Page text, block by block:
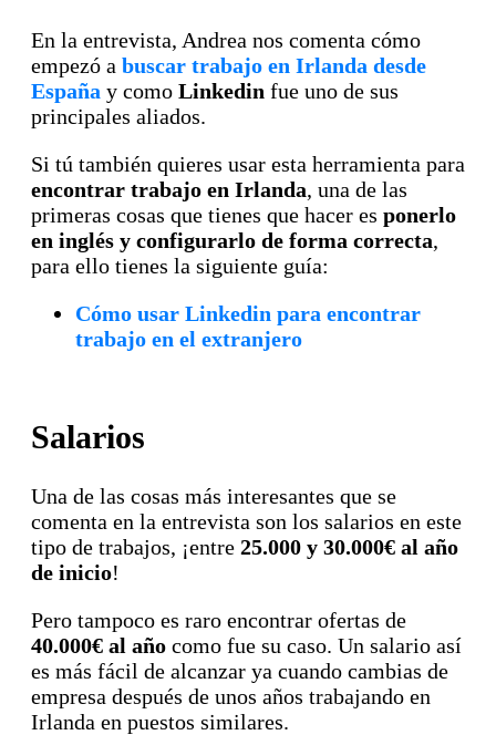
En la entrevista, Andrea nos comenta cómo
empezó a buscar trabajo en Irlanda desde
España y como Linkedin fue uno de sus
principales aliados.
Si tú también quieres usar esta herramienta para
encontrar trabajo en Irlanda, una de las
primeras cosas que tienes que hacer es ponerlo
en inglés y configurarlo de forma correcta,
para ello tienes la siguiente guía:
Cómo usar Linkedin para encontrar
trabajo en el extranjero
Salarios
Una de las cosas más interesantes que se
comenta en la entrevista son los salarios en este
tipo de trabajos, ¡entre 25.000 y 30.000€ al año
de inicio!
Pero tampoco es raro encontrar ofertas de
40.000€ al año como fue su caso. Un salario así
es más fácil de alcanzar ya cuando cambias de
empresa después de unos años trabajando en
Irlanda en puestos similares.